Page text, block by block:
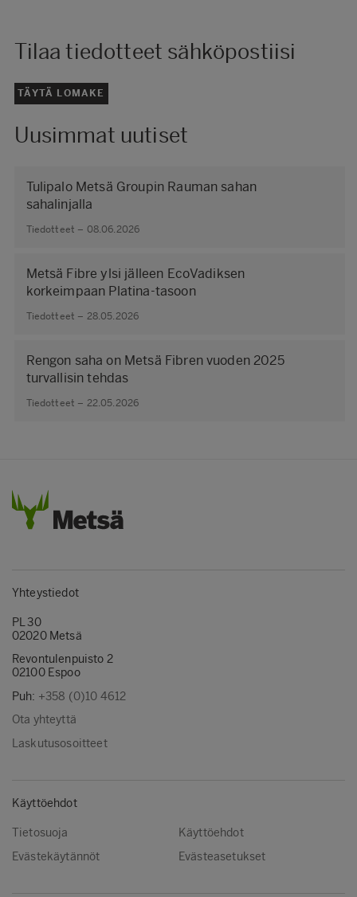
Tilaa tiedotteet sähköpostiisi
TÄYTÄ LOMAKE
Uusimmat uutiset
Tulipalo Metsä Groupin Rauman sahan
sahalinjalla
Tiedotteet – 08.06.2026
Metsä Fibre ylsi jälleen EcoVadiksen
korkeimpaan Platina-tasoon
Tiedotteet – 28.05.2026
Rengon saha on Metsä Fibren vuoden 2025
turvallisin tehdas
Tiedotteet – 22.05.2026
Yhteystiedot
PL 30
02020 Metsä
Revontulenpuisto 2
02100 Espoo
Puh: +358 (0)10 4612
Ota yhteyttä
Laskutusosoitteet
Käyttöehdot
Tietosuoja
Käyttöehdot
Evästekäytännöt
Evästeasetukset